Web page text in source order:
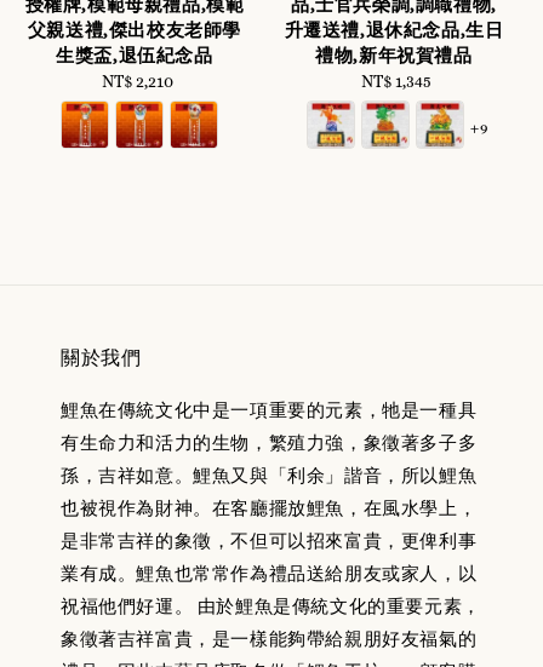
授權牌,模範母親禮品,模範
父親送禮,傑出校友老師學
生獎盃,退伍紀念品
Regular
price
NT$ 2,210
品,士官兵榮調,調職禮物,
升遷送禮,退休紀念品,生日
禮物,新年祝賀禮品
Regular
price
NT$ 1,345
+9
關於我們
鯉魚在傳統文化中是一項重要的元素，牠是一種具
有生命力和活力的生物，繁殖力強，象徵著多子多
孫，吉祥如意。鯉魚又與「利余」諧音，所以鯉魚
也被視作為財神。在客廳擺放鯉魚，在風水學上，
是非常吉祥的象徵，不但可以招來富貴，更俾利事
業有成。鯉魚也常常作為禮品送給朋友或家人，以
祝福他們好運。 由於鯉魚是傳統文化的重要元素，
象徵著吉祥富貴，是一樣能夠帶給親朋好友福氣的